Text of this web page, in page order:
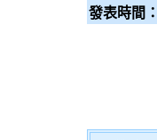
發表時間：